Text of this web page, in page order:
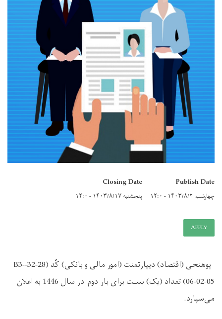
Publish Date
چهارشنبه ۱۴۰۳/۸/۲ - ۱۲:۰
Closing Date
پنجشنبه ۱۴۰۳/۸/۱۷ - ۱۲:۰
APPLY
پوهنحی (اقتصاد) دیپارتمنت (امور مالی و بانکی) کُد (28-32-B3-
06-02-05) تعداد (یک) بسـت برای بار دوم در سال 1446 به اعلان
می‌سپارد.